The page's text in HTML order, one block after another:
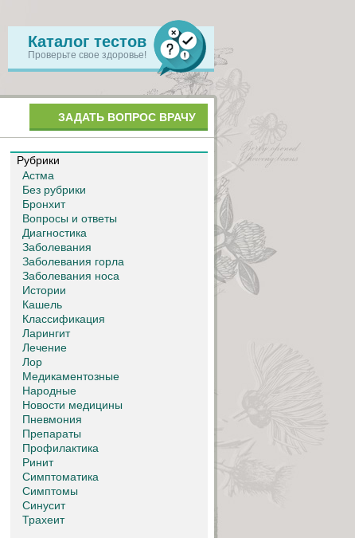
Каталог тестов
Проверьте свое здоровье!
ЗАДАТЬ ВОПРОС ВРАЧУ
Рубрики
Астма
Без рубрики
Бронхит
Вопросы и ответы
Диагностика
Заболевания
Заболевания горла
Заболевания носа
Истории
Кашель
Классификация
Ларингит
Лечение
Лор
Медикаментозные
Народные
Новости медицины
Пневмония
Препараты
Профилактика
Ринит
Симптоматика
Симптомы
Синусит
Трахеит